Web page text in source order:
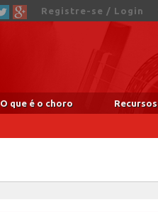
Registre-se / Login
O que é o choro Recursos